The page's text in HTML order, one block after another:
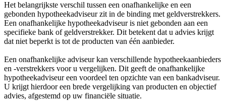
Het belangrijkste verschil tussen een onafhankelijke en een
gebonden hypotheekadviseur zit in de binding met geldverstrekkers.
Een onafhankelijke hypotheekadviseur is niet gebonden aan een
specifieke bank of geldverstrekker. Dit betekent dat u advies krijgt
dat niet beperkt is tot de producten van één aanbieder.
Een onafhankelijke adviseur kan verschillende hypotheekaanbieders
en -verstrekkers voor u vergelijken. Dit geeft de onafhankelijke
hypotheekadviseur een voordeel ten opzichte van een bankadviseur.
U krijgt hierdoor een brede vergelijking van producten en objectief
advies, afgestemd op uw financiële situatie.